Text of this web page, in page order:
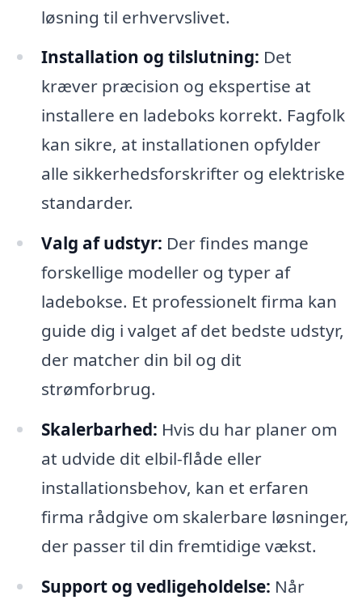
løsning til erhvervslivet.
Installation og tilslutning: Det
kræver præcision og ekspertise at
installere en ladeboks korrekt. Fagfolk
kan sikre, at installationen opfylder
alle sikkerhedsforskrifter og elektriske
standarder.
Valg af udstyr: Der findes mange
forskellige modeller og typer af
ladebokse. Et professionelt firma kan
guide dig i valget af det bedste udstyr,
der matcher din bil og dit
strømforbrug.
Skalerbarhed: Hvis du har planer om
at udvide dit elbil-flåde eller
installationsbehov, kan et erfaren
firma rådgive om skalerbare løsninger,
der passer til din fremtidige vækst.
Support og vedligeholdelse: Når